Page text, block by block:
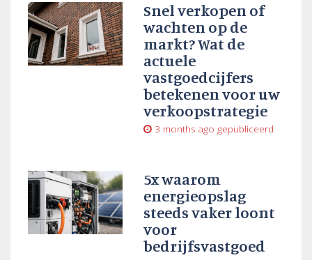
Snel verkopen of
wachten op de
markt? Wat de
actuele
vastgoedcijfers
betekenen voor uw
verkoopstrategie
3 months ago gepubliceerd
5x waarom
energieopslag
steeds vaker loont
voor
bedrijfsvastgoed